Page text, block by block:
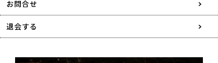
協賛・広告媒体のご案内
特定商取引に関する表記
お問合せ
退会する